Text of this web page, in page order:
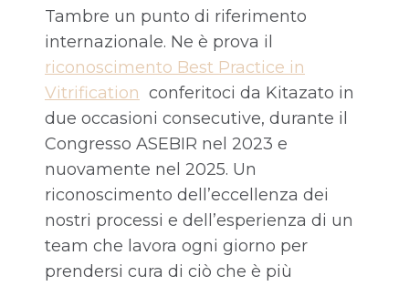
Tambre un punto di riferimento
internazionale. Ne è prova il
riconoscimento Best Practice in
Vitrification conferitoci da Kitazato in
due occasioni consecutive, durante il
Congresso ASEBIR nel 2023 e
nuovamente nel 2025. Un
riconoscimento dell’eccellenza dei
nostri processi e dell’esperienza di un
team che lavora ogni giorno per
prendersi cura di ciò che è più